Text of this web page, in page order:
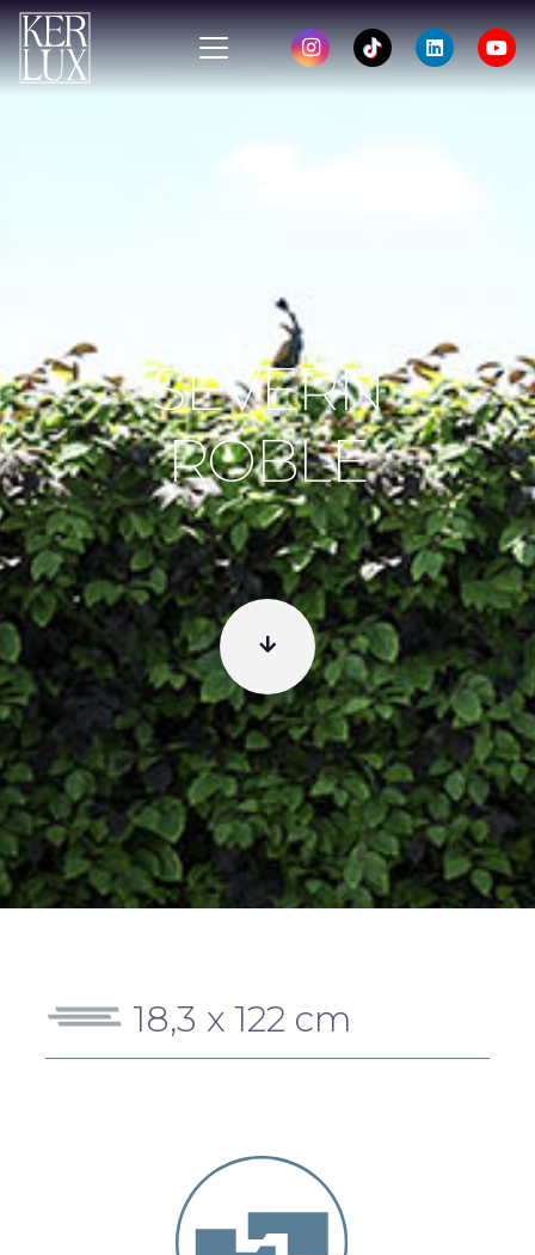
SEVERN
ROBLE
18,3 x 122 cm